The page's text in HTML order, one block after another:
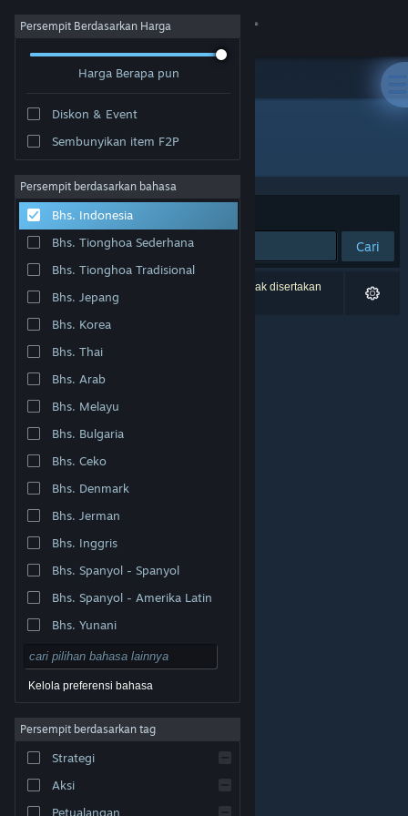
Login
Tentang
Bantuan
Ubah bahasa
Dapatkan Aplikasi Seluler Steam
Lihat situs web desktop
Undang. Semua merek dagang merupakan hak pemilik
Legal| Aksesibilitas
Pengembalian Dana
Persempit Berdasarkan Harga
Harga Berapa pun
Diskon & Event
Sembunyikan item F2P
Persempit berdasarkan bahasa
Bhs. Indonesia
Bhs. Tionghoa Sederhana
Bhs. Tionghoa Tradisional
Bhs. Jepang
Bhs. Korea
Bhs. Thai
Bhs. Arab
Bhs. Melayu
Bhs. Bulgaria
Bhs. Ceko
Bhs. Denmark
Bhs. Jerman
Bhs. Inggris
Bhs. Spanyol - Spanyol
Bhs. Spanyol - Amerika Latin
Bhs. Yunani
Kelola preferensi bahasa
Persempit berdasarkan tag
Strategi
Aksi
Petualangan
Pengembang: Stratosphereoff
Berdasarkan Relevansi
Cari
0 hasil cocok dengan pencarianmu. 1 produk tidak disertakan
berdasarkan preferensimu.